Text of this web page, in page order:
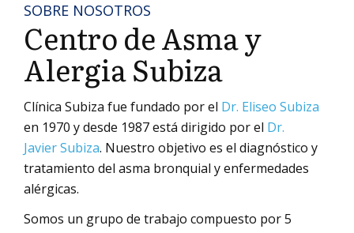
SOBRE NOSOTROS
Centro de Asma y
Alergia Subiza
Clínica Subiza fue fundado por el Dr. Eliseo Subiza
en 1970 y desde 1987 está dirigido por el Dr.
Javier Subiza. Nuestro objetivo es el diagnóstico y
tratamiento del asma bronquial y enfermedades
alérgicas.
Somos un grupo de trabajo compuesto por 5